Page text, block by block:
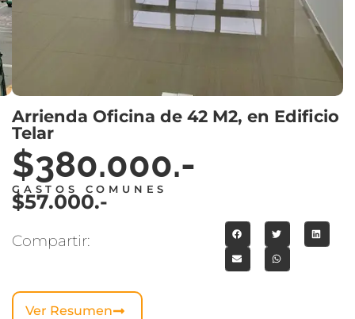
Arrienda Oficina de 42 M2, en Edificio
Telar
$380.000.-
GASTOS COMUNES
$57.000.-
Compartir:
Ver Resumen